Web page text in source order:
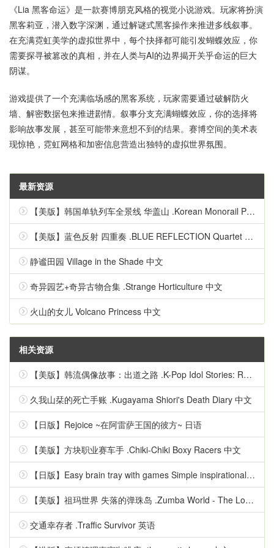
《Lia 黑客命运》是一款赛博朋克风格的视觉小说游戏。玩家将扮演
黑客莉亚，潜入数字深渊，通过解谜式黑客操作来推进多线叙事。
在充满霓虹美学的虚拟世界中，每个抉择都可能引发蝴蝶效应，你
需要探寻被篡改的真相，并在人类与AI的边界揭开关乎命运的巨大
阴谋。
游戏提供了一个充满临场感的黑客系统，玩家需要通过破解防火
墙、解密数据包来推进剧情。叙事分支充满蝴蝶效应，你的选择将
影响故事发展，甚至可能带来意想不到的结果。赛博空间的美术表
现惊艳，霓虹网格和加密信息营造出独特的虚拟世界氛围。
最新资源
【美版】韩国单轨列车全景线 华盖山 .Korean Monorail Panorama Line Hwagaesan 中文
【美版】蓝色反射 四重奏 .BLUE REFLECTION Quartet 英语
静谧田园 Village in the Shade 中文
奇异园艺+奇异古物合集 .Strange Horticulture 中文
火山的女儿 Volcano Princess 中文
相关资源
【美版】韩流偶像故事：出道之路 .K-Pop Idol Stories: Road to Debut 英语
久我山栞的死亡手账 .Kugayama Shiori's Death Diary 中文
【日版】Rejoice ~在阿雷萨王国的彼方~ 日语
【美版】方块职业赛车手 .Chiki-Chiki Boxy Racers 中文
【日版】Easy brain tray with games Simple inspirational quizzes 日语
【美版】祖玛世界 失落的弹珠岛 .Zumba World - The Lost Marble Island 中文
交通幸存者 .Traffic Survivor 英语